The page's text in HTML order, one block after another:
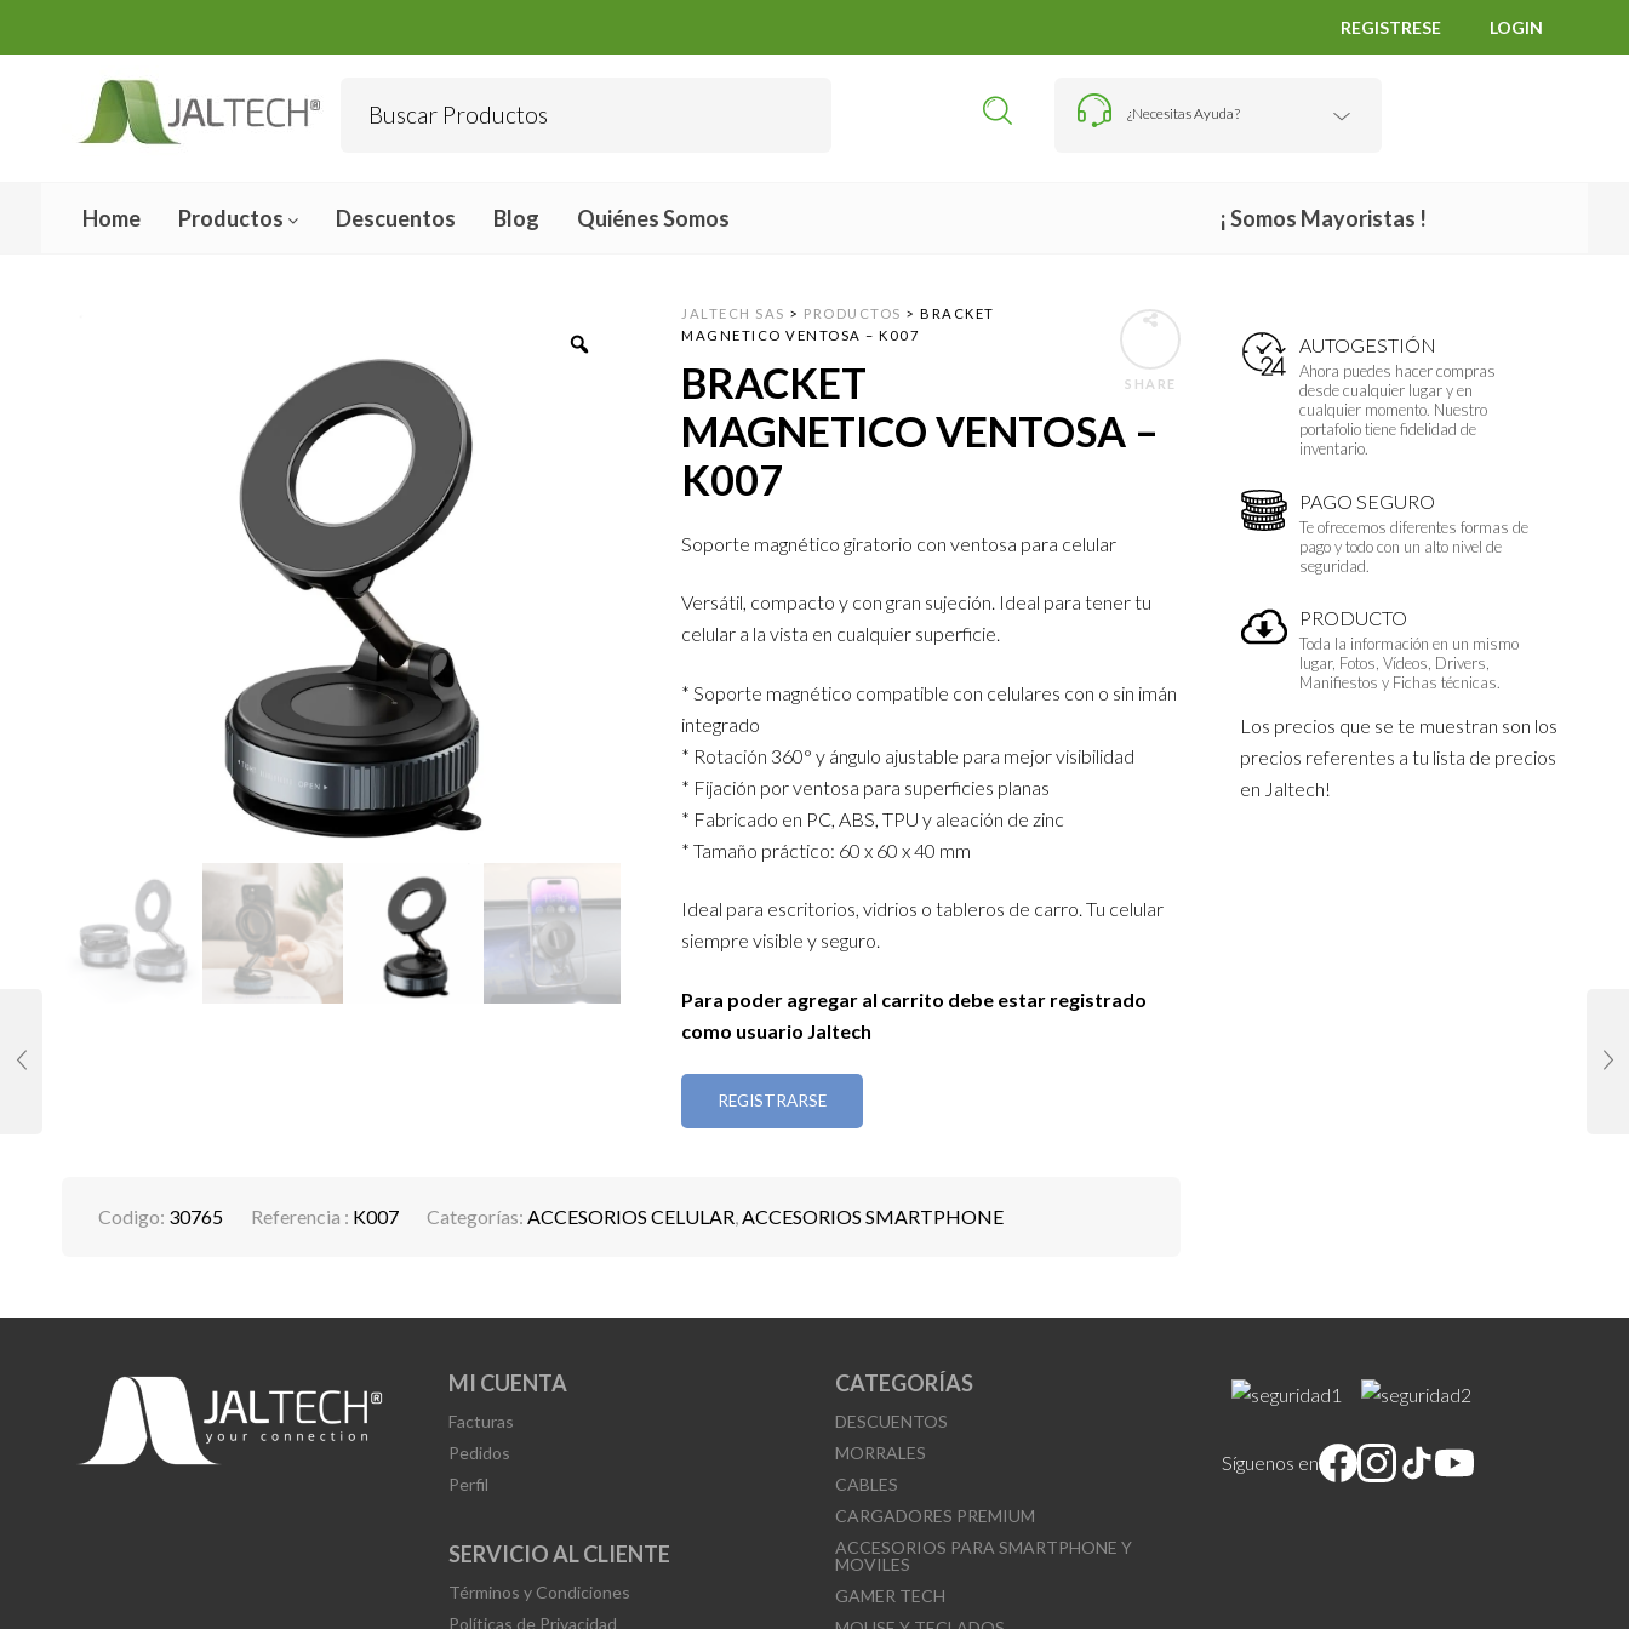
REGISTRESE LOGIN
¿Necesitas Ayuda?
Home Productos Descuentos Blog Quiénes Somos ¡ Somos Mayoristas !
AUTOGESTIÓN
Ahora puedes hacer compras
desde cualquier lugar y en
cualquier momento. Nuestro
portafolio tiene fidelidad de
inventario.
PAGO SEGURO
Te ofrecemos diferentes formas de
pago y todo con un alto nivel de
seguridad.
PRODUCTO
Toda la información en un mismo
lugar, Fotos, Vídeos, Drivers,
Manifiestos y Fichas técnicas.
Los precios que se te muestran son los
precios referentes a tu lista de precios
en Jaltech!
SHARE
JALTECH SAS > PRODUCTOS >BRACKET
MAGNETICO VENTOSA – K007
BRACKET
MAGNETICO VENTOSA –
K007
Soporte magnético giratorio con ventosa para celular
Versátil, compacto y con gran sujeción. Ideal para tener tu
celular a la vista en cualquier superficie.
* Soporte magnético compatible con celulares con o sin imán
integrado
* Rotación 360° y ángulo ajustable para mejor visibilidad
* Fijación por ventosa para superficies planas
* Fabricado en PC, ABS, TPU y aleación de zinc
* Tamaño práctico: 60 x 60 x 40 mm
Ideal para escritorios, vidrios o tableros de carro. Tu celular
siempre visible y seguro.
Para poder agregar al carrito debe estar registrado
como usuario Jaltech
REGISTRARSE
Codigo: 30765 Referencia : K007 Categorías: ACCESORIOS CELULAR,ACCESORIOS SMARTPHONE
MI CUENTA
Facturas
Pedidos
Perfil
SERVICIO AL CLIENTE
Términos y Condiciones
Políticas de Privacidad
CATEGORÍAS
DESCUENTOS
MORRALES
CABLES
CARGADORES PREMIUM
ACCESORIOS PARA SMARTPHONE Y
MOVILES
GAMER TECH
Síguenos en